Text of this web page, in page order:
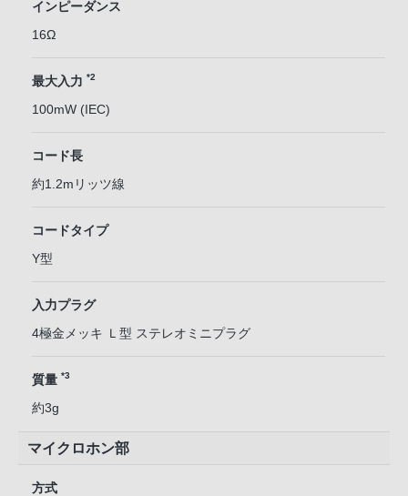
インピーダンス
16Ω
最大入力 *2
100mW (IEC)
コード長
約1.2mリッツ線
コードタイプ
Y型
入力プラグ
4極金メッキ Ｌ型 ステレオミニプラグ
質量 *3
約3g
マイクロホン部
方式